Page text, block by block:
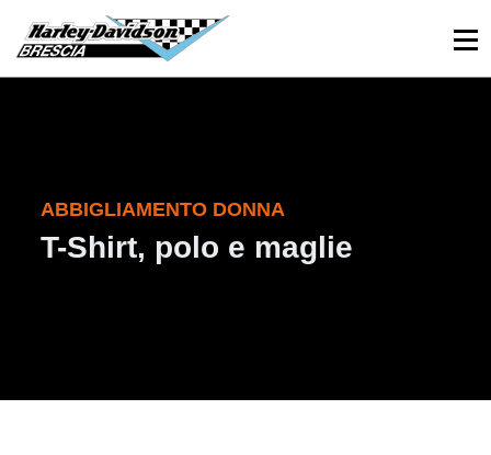
030 3366984 Viale Sant’Eufemia, 26 - Brescia
ABBIGLIAMENTO DONNA
T-Shirt, polo e maglie